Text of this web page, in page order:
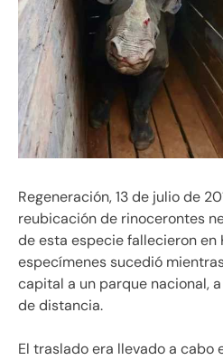
Regeneración, 13 de julio de
reubicación de rinocerontes
de esta especie fallecieron en
especímenes sucedió
capital a un parque nacional,
de distancia.
El traslado era llevado a cabo